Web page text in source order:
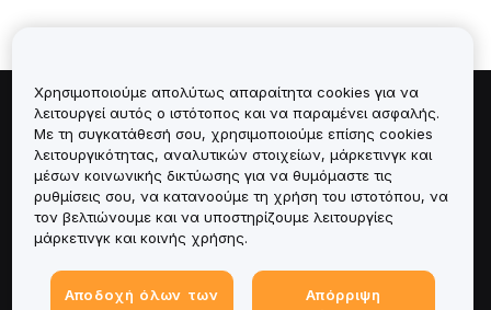
Πληροφορίες για
Υπηρεσίες
Υποστήριξη
Προϊόντα
Χρησιμοποιούμε απολύτως απαραίτητα cookies για να
λειτουργεί αυτός ο ιστότοπος και να παραμένει ασφαλής.
Με τη συγκατάθεσή σου, χρησιμοποιούμε επίσης cookies
λειτουργικότητας, αναλυτικών στοιχείων, μάρκετινγκ και
μέσων κοινωνικής δικτύωσης για να θυμόμαστε τις
ρυθμίσεις σου, να κατανοούμε τη χρήση του ιστοτόπου, να
τον βελτιώνουμε και να υποστηρίζουμε λειτουργίες
μάρκετινγκ και κοινής χρήσης.
Αποδοχή όλων των
Απόρριψη